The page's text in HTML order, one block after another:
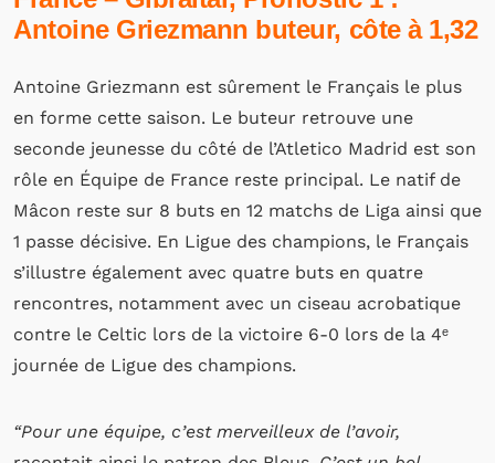
Antoine Griezmann buteur, côte à 1,32
Antoine Griezmann est sûrement le Français le plus
en forme cette saison. Le buteur retrouve une
seconde jeunesse du côté de l’Atletico Madrid est son
rôle en Équipe de France reste principal. Le natif de
Mâcon reste sur 8 buts en 12 matchs de Liga ainsi que
1 passe décisive. En Ligue des champions, le Français
s’illustre également avec quatre buts en quatre
rencontres, notamment avec un ciseau acrobatique
contre le Celtic lors de la victoire 6-0 lors de la 4ᵉ
journée de Ligue des champions.
“Pour une équipe, c’est merveilleux de l’avoir,